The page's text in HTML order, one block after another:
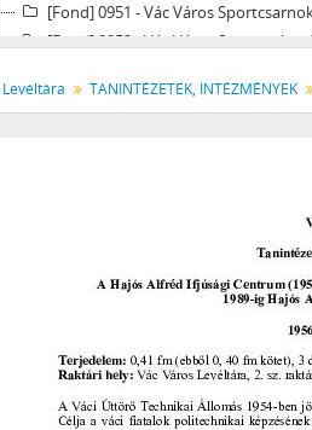
[Fond] 0951 - Vác Város
[Fond] 0952 - Vác Város
[fondfőcsoport] IX - TESTÜLETEK,
[fondfőcsoport] XIII - CSALÁDOK,
[fondfőcsoport] XIV - SZEMÉLYEK,
[fondfőcsoport] XV - GYŰJTEMÉNYEK,
[fondfőcsoport] XVI - A
[fondfőcsoport] XVII - NÉPHATALMI ÉS
[fondfőcsoport] XXIII - TANÁCSOK,
[fondfőcsoport] XXIV - AZ
[fondfőcsoport] XXIX - GAZDASÁGI
TANINTÉZETEK, INTÉZMÉNYEK